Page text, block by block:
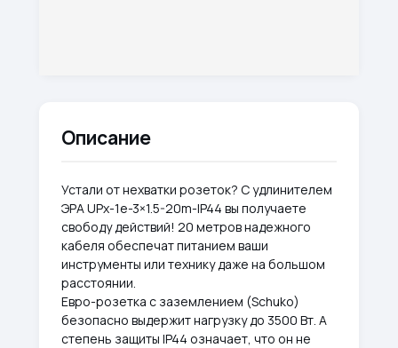
Описание
Устали от нехватки розеток? С удлинителем
ЭРА UPx-1e-3×1.5-20m-IP44 вы получаете
свободу действий! 20 метров надежного
кабеля обеспечат питанием ваши
инструменты или технику даже на большом
расстоянии.
Евро-розетка с заземлением (Schuko)
безопасно выдержит нагрузку до 3500 Вт. А
степень защиты IP44 означает, что он не